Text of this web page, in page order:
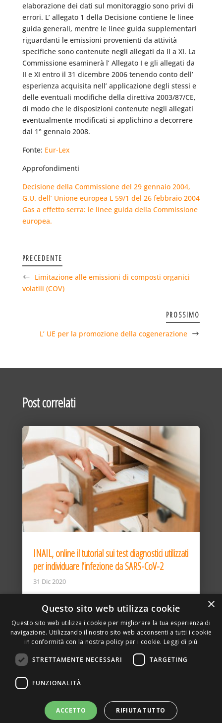
elaborazione dei dati sul monitoraggio sono privi di
errori. L’ allegato 1 della Decisione contiene le linee
guida generali, mentre le linee guida supplementari
riguardanti le emissioni provenienti da attività
specifiche sono contenute negli allegati da II a XI. La
Commissione esaminerà l’ Allegato I e gli allegati da
II e XI entro il 31 dicembre 2006 tenendo conto dell’
esperienza acquisita nell’ applicazione degli stessi e
delle eventuali modifiche della direttiva 2003/87/CE,
di modo che le disposizioni contenute negli allegati
eventualmente modificati si applichino a decorrere
dal 1° gennaio 2008.
Fonte: Eur-Lex
Approfondimenti
Decisione della Commissione del 29 gennaio 2004,
G.U. dell’ Unione europea L 59/1 del 26 febbraio 2004
Gas a effetto serra: le linee guida della Commissione
europea.
PRECEDENTE
Limitazione alle emissioni di composti organici
volatili (COV)
PROSSIMO
L’ UE per la promozione della cogenerazione
Post correlati
INAIL, online il tutorial sui test diagnostici utilizzati
per individuare l’infezione da SARS-CoV-2
31 Dic 2020
DELLA TORRE, 15 – 20127 – MILANO – P. IVA
SITO REALIZZATO DA GRAFICAEFOTO WEB AGENCY –
PARTNER SINTEL
×
Questo sito web utilizza cookie
Questo sito web utilizza i cookie per migliorare la tua esperienza di
navigazione. Utilizzando il nostro sito web acconsenti a tutti i cookie
in conformità con la nostra policy per i cookie. Leggi di più
STRETTAMENTE NECESSARI TARGETING
FUNZIONALITÀ
ACCETTO RIFIUTA TUTTO